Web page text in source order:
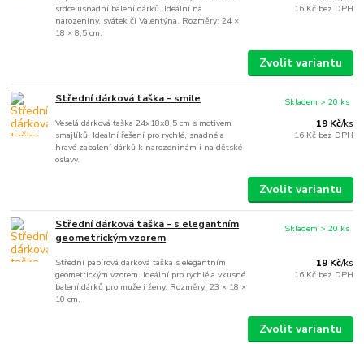
srdce usnadní balení dárků. Ideální na
narozeniny, svátek či Valentýna. Rozměry: 24 ×
18 × 8,5 cm.
16 Kč bez DPH
Zvolit variantu
Střední dárková taška - smile
Veselá dárková taška 24x18x8,5 cm s motivem
smajlíků. Ideální řešení pro rychlé, snadné a
hravé zabalení dárků k narozeninám i na dětské
oslavy.
19 Kč/ks
16 Kč bez DPH
Skladem > 20 ks
Zvolit variantu
Střední dárková taška - s elegantním
geometrickým vzorem
Střední papírová dárková taška s elegantním
geometrickým vzorem. Ideální pro rychlé a vkusné
balení dárků pro muže i ženy. Rozměry: 23 × 18 ×
10 cm.
19 Kč/ks
16 Kč bez DPH
Skladem > 20 ks
Zvolit variantu